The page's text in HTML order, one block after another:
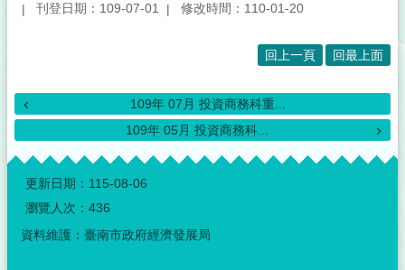
刊登日期：109-07-01
修改時間：110-01-20
回上一頁 回最上面
109年 07月 投資商務科重...
109年 05月 投資商務科...
:::
更新日期： 115-08-06
瀏覽人次： 436
資料維護：臺南市政府經濟發展局